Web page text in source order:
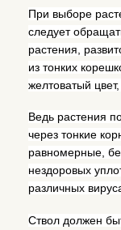
При выборе
следует
растения,
из тонких
желтоватый
Ведь растения
через тонкие
равномерные,
нездоровых
различных
Ствол должен